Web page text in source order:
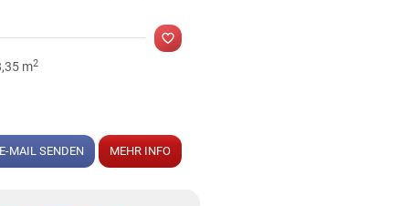
MER
m2
MAIL SENDEN MEHR INFO